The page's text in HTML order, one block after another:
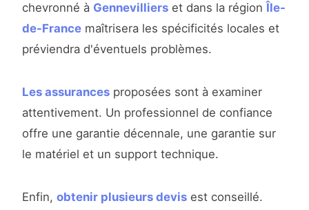
chevronné à Gennevilliers et dans la région Île-
de-France maîtrisera les spécificités locales et
préviendra d'éventuels problèmes.
Les assurances proposées sont à examiner
attentivement. Un professionnel de confiance
offre une garantie décennale, une garantie sur
le matériel et un support technique.
Enfin, obtenir plusieurs devis est conseillé.